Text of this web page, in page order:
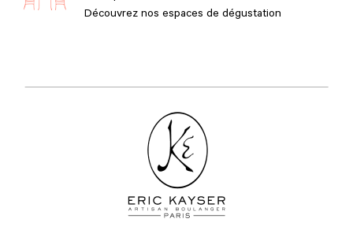
Découvrez nos espaces de dégustation